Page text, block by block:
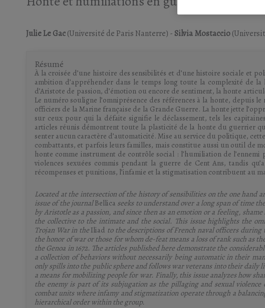
Julie Le Gac(Université de Paris Nanterre) - Silvia Mostaccio
Résumé
À la croisée d’une histoire des sensibilités et d’une his­toire sociale et
ambition d’appréhender dans le temps long toute la complexité de
d’Aristote de passion, d’émotion ou encore de senti­ment, la honte
Le numéro souligne l’omniprésence des références à la honte, depuis
officiers de la Marine française de la Grande Guerre. La honte jette
sur ceux pour qui la défaite signifie le déclassement, tels les
articles réunis démontrent toute la plasticité de la honte du guerrier
senter aucun ca­ractère d’automaticité. Mise au service du politique,
combattants, et par­fois leurs fa­milles, mais constitue aussi un outil de
honte comme instrument de contrôle so­cial : l’humi­liation de
vio­lences sexuées commis pendant la guerre de Cent Ans, tandis
récompenses et punitions, l’infamie et la stigma­tisation contribuent au
Located at the intersection of the history of sensibilities on the one hand
issue of the journalBellica seeks to understand over a long span of time
by Aristotle as a passion, and since then as an emotion or a feeling,
the collective to the intimate and the social. This issue highlights the
Trojan War in the Iliad to the descriptions of French naval officers during
the honor of war or those for whom de-feat means a loss of rank such as
the Genoa in 1672. The articles published here demonstrate the
a collection of behaviors without necessarily being automatic in their
only spills into the public sphere and follows war veterans into their daily
a means for mobilizing people for war. Finally, this issue analyzes how
the enemy is part of its subjugation as the pillaging and sexual
combat units where infamy and stigmatization operate through a
hierarchical order within the group.